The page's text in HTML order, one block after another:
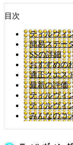
目次
ティルヴィ
簡易ステー
SSの詳細
おすすめの
適正クエス
最新の評価
ティルヴィ
ティルヴィ
みんなのコ